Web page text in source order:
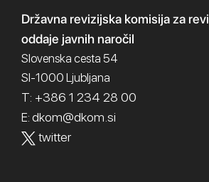
Državna revizijska komisijaza
oddaje javnih naročil
Slovenska cesta 54
SI-1000 Ljubljana
T: +386 1 234 28 00
E: dkom@dkom.si
twitter